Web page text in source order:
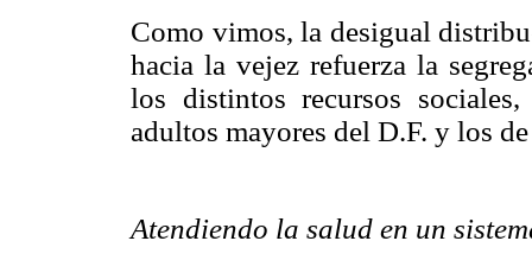
Como vimos, la desigual
hacia la vejez refuerza la
los distintos recursos
adultos mayores del D.F. y los
Atendiendo la salud en un